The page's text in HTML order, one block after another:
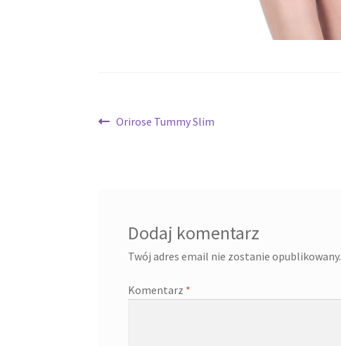
Nawigacja
Poprzedni
Orirose Tummy Slim
Dodaj komentarz
Twój adres email nie zostanie opublikowany.
Komentarz *